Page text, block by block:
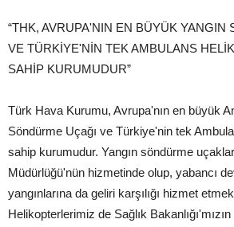
“THK, AVRUPA'NIN EN BÜYÜK YANGIN
VE TÜRKİYE'NİN TEK AMBULANS
SAHİP KURUMUDUR”
Türk Hava Kurumu, Avrupa'nın en büyük
Söndürme Uçağı ve Türkiye'nin tek
sahip kurumudur. Yangın söndürme
Müdürlüğü'nün hizmetinde olup, yabancı
yangınlarına da geliri karşılığı hizmet
Helikopterlerimiz de Sağlık